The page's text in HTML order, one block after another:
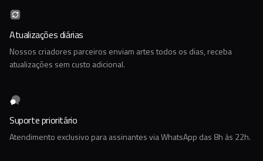
Atualizações diárias
Nossos criadores parceiros enviam artes todos os dias, receba
atualizações sem custo adicional.
Suporte prioritário
Atendimento exclusivo para assinantes via WhatsApp das 8h às 22h.